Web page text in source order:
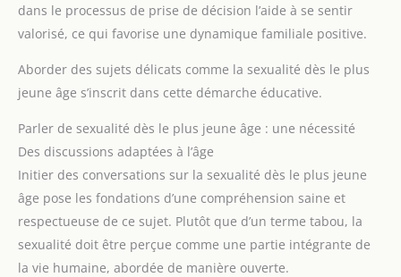
dans le processus de prise de décision l’aide à se sentir
valorisé, ce qui favorise une dynamique familiale positive.
Aborder des sujets délicats comme la sexualité dès le plus
jeune âge s’inscrit dans cette démarche éducative.
Parler de sexualité dès le plus jeune âge : une nécessité
Des discussions adaptées à l’âge
Initier des conversations sur la sexualité dès le plus jeune
âge pose les fondations d’une compréhension saine et
respectueuse de ce sujet. Plutôt que d’un terme tabou, la
sexualité doit être perçue comme une partie intégrante de
la vie humaine, abordée de manière ouverte.